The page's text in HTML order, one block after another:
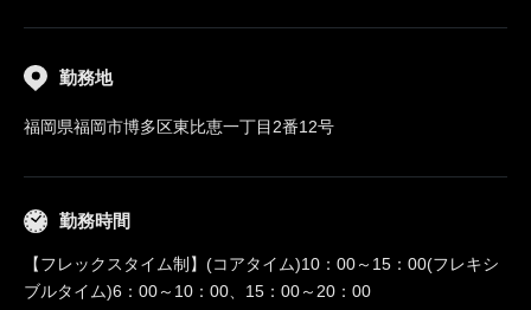
勤務地
福岡県福岡市博多区東比恵一丁目2番12号
勤務時間
【フレックスタイム制】(コアタイム)10：00～15：00(フレキシ
ブルタイム)6：00～10：00、15：00～20：00